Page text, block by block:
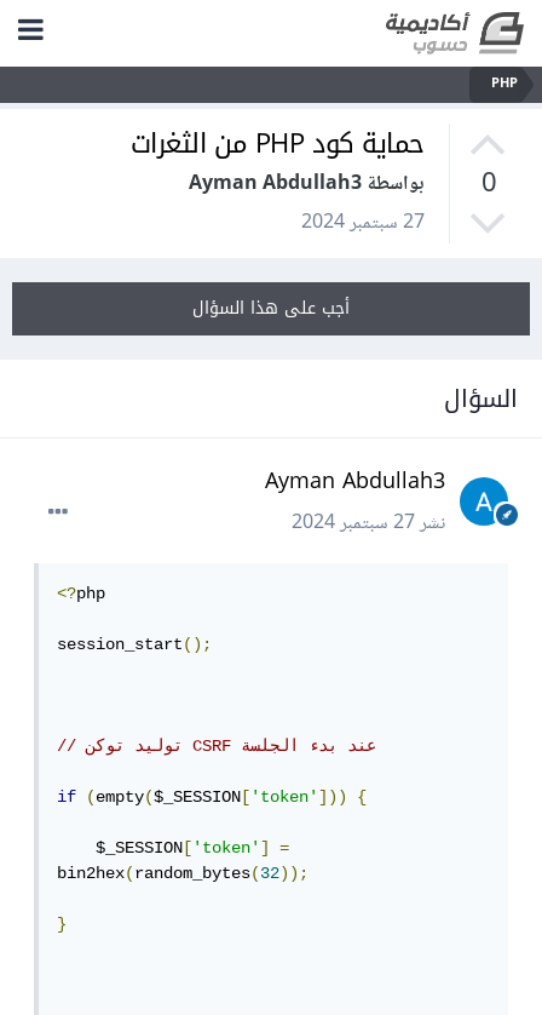
PHP
0
حماية كود PHP من الثغرات
بواسطة Ayman Abdullah3
27 سبتمبر 2024
أجب على هذا السؤال
السؤال
Ayman Abdullah3
نشر27 سبتمبر 2024
<?php
session_start();
// توليد توكن CSRF عند بدء الجلسة
if (empty($_SESSION ['token'])) {
$_SESSION ['token']
=
bin2hex(random_bytes(32));
}